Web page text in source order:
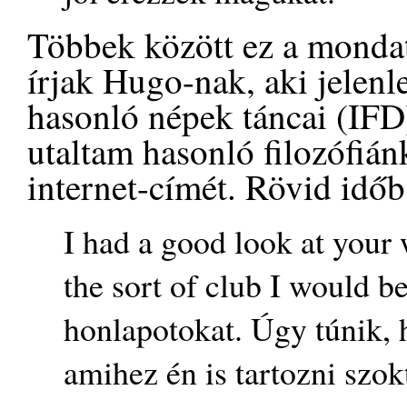
Többek között ez a
írjak Hugo-nak, aki
hasonló népek táncai
utaltam hasonló
internet-címét. Rövid
I had a good look at your
the sort of club I would
honlapotokat. Úgy túnik,
amihez én is tartozni